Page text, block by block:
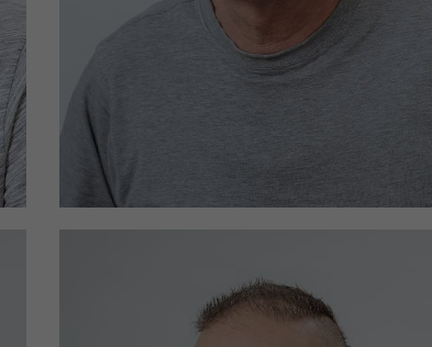
winter@wgmarienehe.de